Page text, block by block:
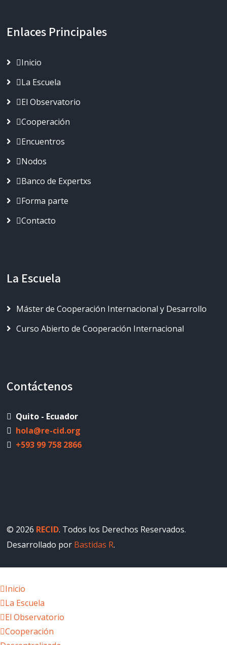
Enlaces Principales
Inicio
La Escuela
El Observatorio
Cooperación
Encuentros
Nodos
Banco de Expertxs
Forma parte
Contacto
La Escuela
Máster de Cooperación Internacional y Desarrollo
Curso Abierto de Cooperación Internacional
Contáctenos
Quito - Ecuador
hola@re-cid.org
+593 99 758 2866
© 2026 RECID. Todos los Derechos Reservados.
Desarrollado por Bastidas R.
Inicio
La Escuela
El Observatorio
Cooperación